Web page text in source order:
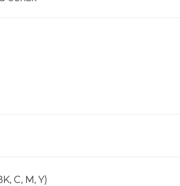
C, M, Y)